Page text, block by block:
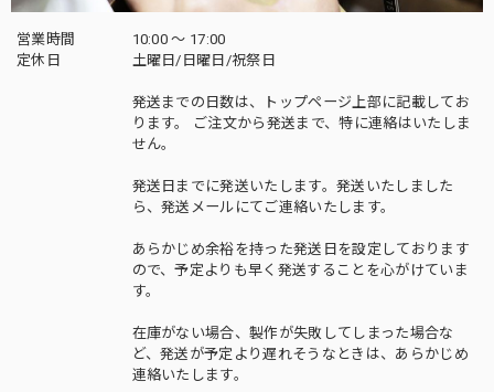
営業時間
10:00 〜 17:00
定休日
土曜日/日曜日/祝祭日
発送までの日数は、トップページ上部に記載してお
ります。 ご注文から発送まで、特に連絡はいたしま
せん。
発送日までに発送いたします。発送いたしました
ら、発送メールにてご連絡いたします。
あらかじめ余裕を持った発送日を設定しております
ので、予定よりも早く発送することを心がけていま
す。
在庫がない場合、製作が失敗してしまった場合な
ど、発送が予定より遅れそうなときは、あらかじめ
連絡いたします。